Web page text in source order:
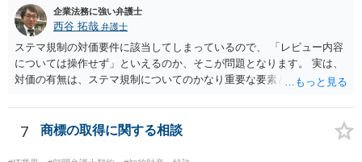
企業法務に強い弁護士
西谷 拓哉 弁護士
ステマ規制の対価要件に該当してしまっているので、 「レビュー内容
については操作せず」といえるのか、そこが問題となります。 実は、
対価の有無は、ステマ規制についてのかなり重要な要素となります。
とを条件に割り引くサービスを提供していたケースですが、 明示的に
高評価と指示していなくても、全件報酬を支払うことを約してレビュ
ーをさせるということになれば、結局はそれはレビュー内容について
事業者が関与していると評価され「事業者による表示（広告）」と判
7 商標の取得に関する相談